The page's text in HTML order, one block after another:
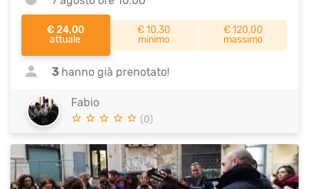
€ 24,00
attuale
€ 10,30
minimo
€ 120,00
massimo
3 hanno già prenotato!
Fabio
(0)